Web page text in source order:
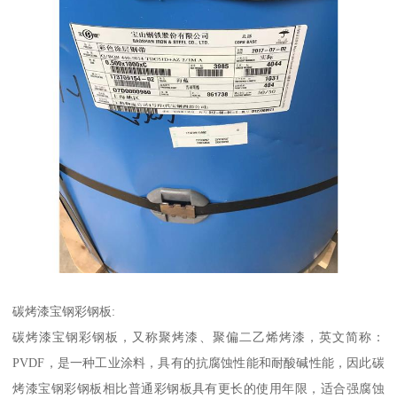
碳烤漆宝钢彩钢板:
碳烤漆宝钢彩钢板，又称聚烤漆、聚偏二乙烯烤漆，英文简称：
PVDF，是一种工业涂料，具有的抗腐蚀性能和耐酸碱性能，因此碳
烤漆宝钢彩钢板相比普通彩钢板具有更长的使用年限，适合强腐蚀